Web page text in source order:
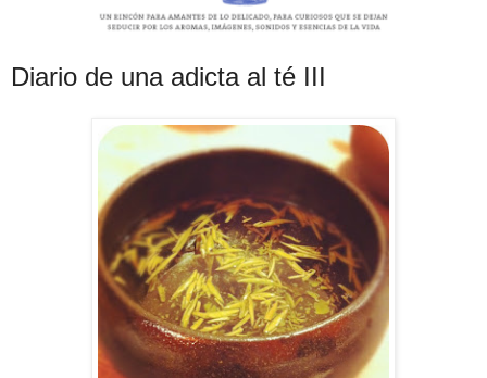
Diario de una adicta al té III